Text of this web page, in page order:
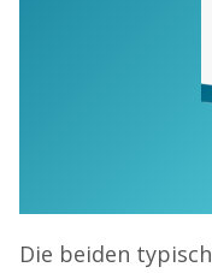
Die beiden